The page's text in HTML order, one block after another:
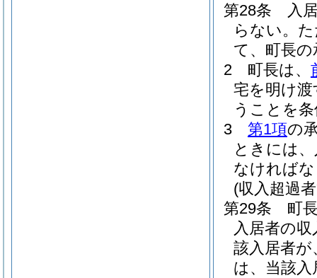
第28条
入
らない。
て、町長
2
町長は、
宅を明け
うことを
3
第1項の
ときには
なければ
(収入超過
第29条
町
入居者の
該入居者
は、当該